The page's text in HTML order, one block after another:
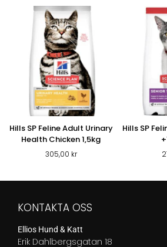
Hills SP Feline Adult Urinary
Health Chicken 1,5kg
305,00 kr
Hills SP
KONTAKTA OSS
Ellios Hund & Katt
Erik Dahlbergsgatan 18